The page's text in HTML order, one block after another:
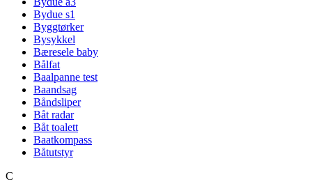
Bydue s1
Byggtørker
Bysykkel
Bæresele baby
Bålfat
Baalpanne test
Baandsag
Båndsliper
Båt radar
Båt toalett
Baatkompass
Båtutstyr
C